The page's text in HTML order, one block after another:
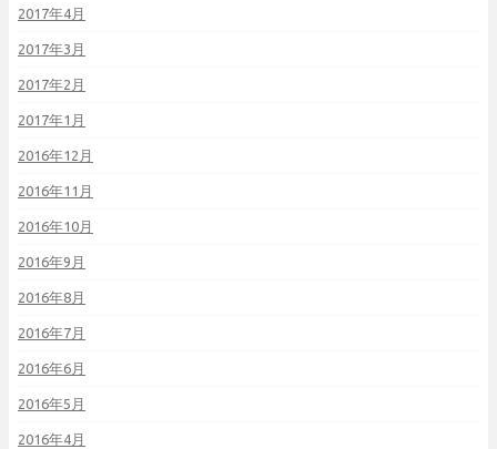
2017年4月
2017年3月
2017年2月
2017年1月
2016年12月
2016年11月
2016年10月
2016年9月
2016年8月
2016年7月
2016年6月
2016年5月
2016年4月